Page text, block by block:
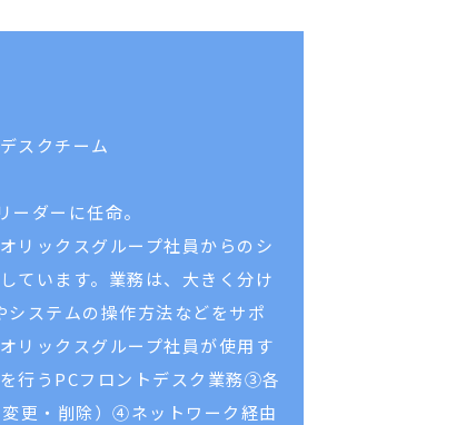
スクチーム
ダーに任命。
リックスグループ社員からのシ
ています。業務は、大きく分け
ステムの操作方法などをサポ
リックスグループ社員が使用す
行うPCフロントデスク業務③各
更・削除）④ネットワーク経由